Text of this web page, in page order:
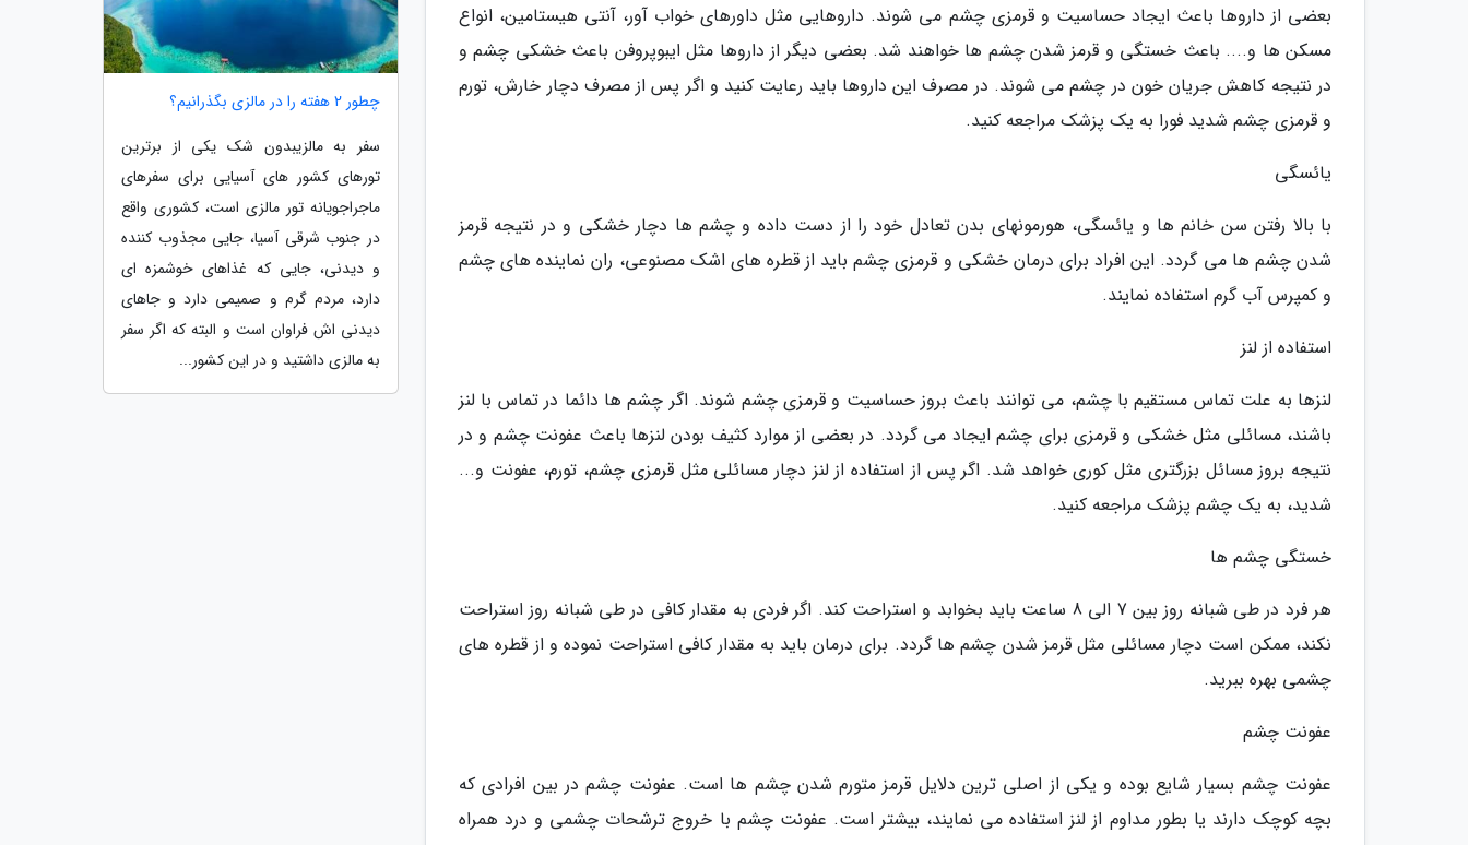
بعضی از داروها باعث ایجاد حساسیت و قرمزی چشم می شوند. داروهایی مثل داورهای خواب آور، آنتی هیستامین، انواع
مسکن ها و.... باعث خستگی و قرمز شدن چشم ها خواهند شد. بعضی دیگر از داروها مثل ایبوپروفن باعث خشکی چشم و
در نتیجه کاهش جریان خون در چشم می شوند. در مصرف این داروها باید رعایت کنید و اگر پس از مصرف دچار خارش، تورم
و قرمزی چشم شدید فورا به یک پزشک مراجعه کنید.
یائسگی
با بالا رفتن سن خانم ها و یائسگی، هورمونهای بدن تعادل خود را از دست داده و چشم ها دچار خشکی و در نتیجه قرمز
شدن چشم ها می گردد. این افراد برای درمان خشکی و قرمزی چشم باید از قطره های اشک مصنوعی، ران نماینده های چشم
و کمپرس آب گرم استفاده نمایند.
استفاده از لنز
لنزها به علت تماس مستقیم با چشم، می توانند باعث بروز حساسیت و قرمزی چشم شوند. اگر چشم ها دائما در تماس با لنز
باشند، مسائلی مثل خشکی و قرمزی برای چشم ایجاد می گردد. در بعضی از موارد کثیف بودن لنزها باعث عفونت چشم و در
نتیجه بروز مسائل بزرگتری مثل کوری خواهد شد. اگر پس از استفاده از لنز دچار مسائلی مثل قرمزی چشم، تورم، عفونت و...
شدید، به یک چشم پزشک مراجعه کنید.
خستگی چشم ها
هر فرد در طی شبانه روز بین 7 الی 8 ساعت باید بخوابد و استراحت کند. اگر فردی به مقدار کافی در طی شبانه روز استراحت
نکند، ممکن است دچار مسائلی مثل قرمز شدن چشم ها گردد. برای درمان باید به مقدار کافی استراحت نموده و از قطره های
چشمی بهره ببرید.
عفونت چشم
عفونت چشم بسیار شایع بوده و یکی از اصلی ترین دلایل قرمز متورم شدن چشم ها است. عفونت چشم در بین افرادی که
بچه کوچک دارند یا بطور مداوم از لنز استفاده می نمایند، بیشتر است. عفونت چشم با خروج ترشحات چشمی و درد همراه
چطور 2 هفته را در مالزی بگذرانیم؟
سفر به مالزیبدون شک یکی از برترین
تورهای کشور های آسیایی برای سفرهای
ماجراجویانه تور مالزی است، کشوری واقع
در جنوب شرقی آسیا، جایی مجذوب کننده
و دیدنی، جایی که غذاهای خوشمزه ای
دارد، مردم گرم و صمیمی دارد و جاهای
دیدنی اش فراوان است و البته که اگر سفر
به مالزی داشتید و در این کشور...